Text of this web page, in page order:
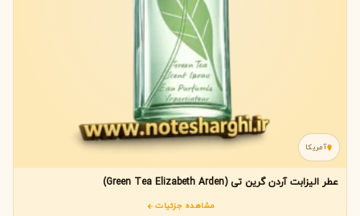
آمریکا
عطر الیزابت آردن گرین تی (Green Tea Elizabeth Arden)
مشاهده جزئیات